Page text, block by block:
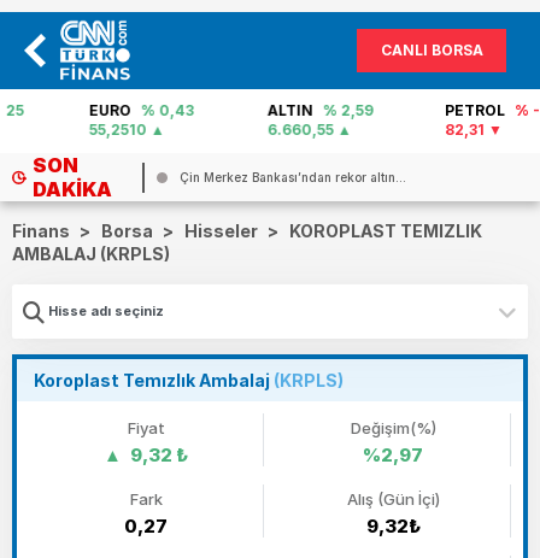
CANLI BORSA
EURO
% 0,43
ALTIN
% 2,59
PETROL
% -0,22
SON
DAKIKA
Çin Merkez Bankası’ndan rekor altın...
Finans > Borsa > Hisseler >
KOROPLAST TEMIZLIK
AMBALAJ (KRPLS)
Koroplast Temızlık Ambalaj (KRPLS)
Fiyat
9,32 ₺
Değişim(%)
%2,97
Fark
0,27
Alış (Gün İçi)
9,32₺